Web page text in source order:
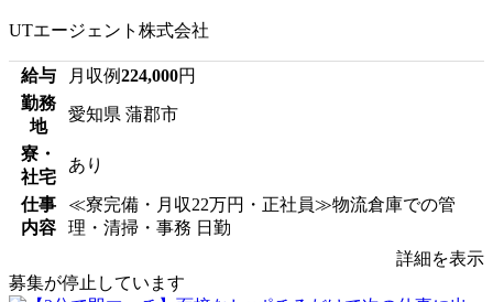
UTエージェント株式会社
給与 月収例224,000円
勤務
地
愛知県 蒲郡市
寮・
社宅
あり
仕事
内容
≪寮完備・月収22万円・正社員≫物流倉庫での管
理・清掃・事務 日勤
詳細を表示
募集が停止しています